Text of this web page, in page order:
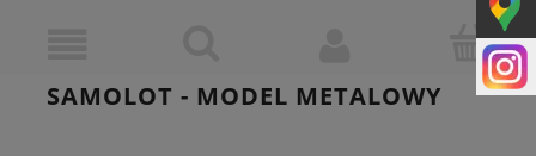
SAMOLOT - MODEL METALOWY